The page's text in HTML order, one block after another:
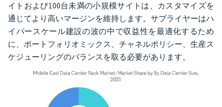
イトおよび100台未満の小規模サイトは、カスタマイズを
通じてより高いマージンを維持します。サプライヤーはハ
イパースケール建設の波の中で収益性を最適化するため
に、ポートフォリオミックス、チャネルポリシー、生産ス
ケジューリングのバランスを取る必要があります。